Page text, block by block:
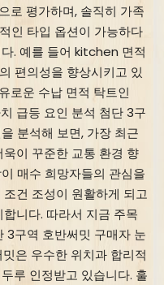
로 평가하며, 솔직히 가족
인 타입 옵션이 가능하다
. 예를 들어 kitchen 면적
편의성을 향상시키고 있
로운 수납 면적 탁트인
급등 요인 분석 첨단 3구
분석해 보면, 가장 최근
이 꾸준한 교통 환경 향
매수 희망자들의 관심을
건 조성이 원활하게 되고
니다. 따라서 지금 주목
3구역 호반써밋 구매자 눈
은 우수한 위치과 합리적
루 인정받고 있습니다. 훌